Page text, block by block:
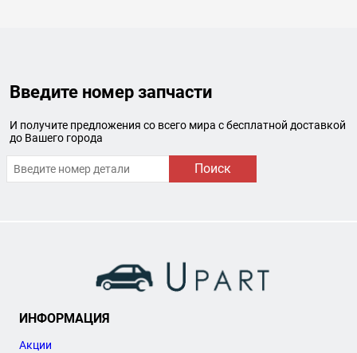
Введите номер запчасти
И получите предложения со всего мира с бесплатной доставкой
до Вашего города
Поиск
ИНФОРМАЦИЯ
Акции